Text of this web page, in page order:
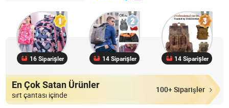
16 Siparişler 14 Siparişler 14 Siparişler
En Çok Satan Ürünler
sırt çantası içinde
100+ Siparişler